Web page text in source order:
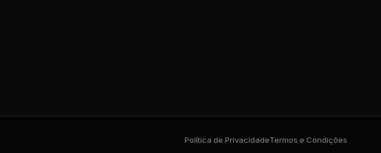
Política de PrivacidadeTermos e Condições